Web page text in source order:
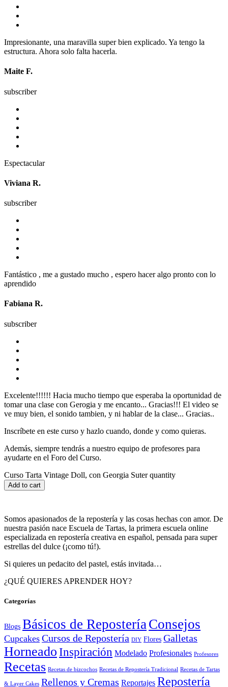
Impresionante, una maravilla super bien explicado. Ya tengo la
estructura. Ahora solo falta hacerla.
Maite F.
subscriber
Espectacular
Viviana R.
subscriber
Fantástico , me a gustado mucho , espero hacer algo pronto con lo
aprendido
Fabiana R.
subscriber
Excelente!!!!!! Hacia mucho tiempo que esperaba la oportunidad de
tomar una clase con Gerogia y me encanto... Gracias!!! El video se
ve muy bien, el sonido tambien, y ni hablar de la clase... Gracias..
Inscríbete en este curso y hazlo cuando, donde y como quieras.
Además, siempre tendrás a nuestro equipo de profesores para
ayudarte en el Foro del Curso.
Curso Tarta Vintage Doll, con Georgia Suter quantity
Add to cart
Somos apasionados de la repostería y las cosas hechas con amor. De
nuestra pasión nace Escuela de Tartas, la primera escuela online
especializada en repostería creativa en español, pensada para super
estrellas del dulce (¡como tú!).
Si quieres un pedacito del pastel, estás invitada…
¿QUÉ QUIERES APRENDER HOY?
Categorías
Blogs Básicos de ReposteríaConsejos
Cupcakes Cursos de Repostería DIY Flores Galletas
HorneadoInspiración Modelado Profesionales Profesores
Recetas Recetas de bizcochos Recetas de Repostería Tradicional Recetas de Tartas
& Layer Cakes Rellenos y Cremas Reportajes Repostería